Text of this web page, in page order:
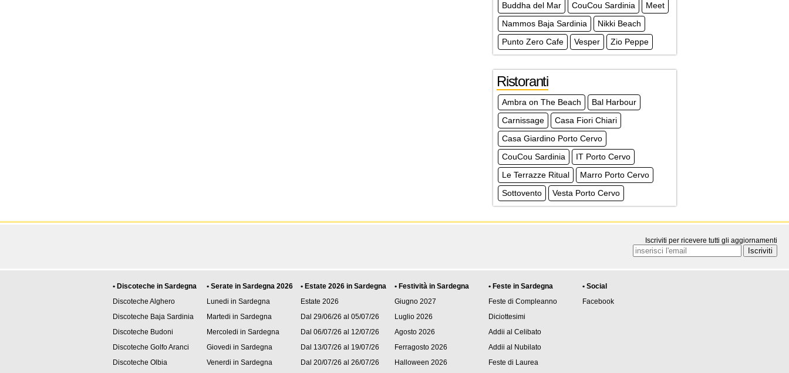
Buddha del Mar
CouCou Sardinia
Meet
Nammos Baja Sardinia
Nikki Beach
Punto Zero Cafe
Vesper Zio Peppe
Ristoranti
Ambra on The Beach
Bal Harbour
Carnissage
Casa Fiori Chiari
Casa Giardino Porto Cervo
CouCou Sardinia
IT Porto Cervo
Le Terrazze Ritual
Marro Porto Cervo
Sottovento
Vesta Porto Cervo
Iscriviti per ricevere tutti gli aggiornamenti
• Discoteche in Sardegna
Discoteche Alghero
Discoteche Baja Sardinia
Discoteche Budoni
Discoteche Golfo Aranci
Discoteche Olbia
• Serate in Sardegna 2026
Lunedi in Sardegna
Martedi in Sardegna
Mercoledi in Sardegna
Giovedi in Sardegna
Venerdi in Sardegna
• Estate 2026 in Sardegna
Estate 2026
Dal 29/06/26 al 05/07/26
Dal 06/07/26 al 12/07/26
Dal 13/07/26 al 19/07/26
Dal 20/07/26 al 26/07/26
• Festività in Sardegna
Giugno 2027
Luglio 2026
Agosto 2026
Ferragosto 2026
Halloween 2026
• Feste in Sardegna
Feste di Compleanno
Diciottesimi
Addii al Celibato
Addii al Nubilato
Feste di Laurea
• Social
Facebook